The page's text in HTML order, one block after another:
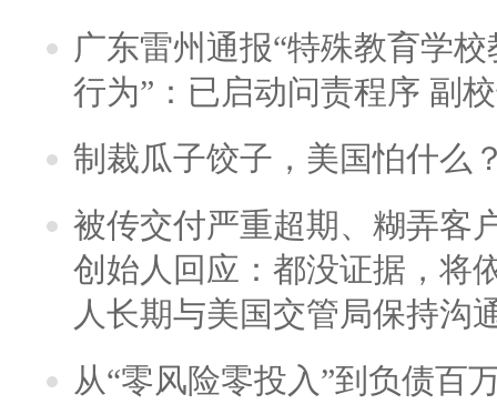
广东雷州通报“特殊教育学
行为”：已启动问责程序 副
制裁瓜子饺子，美国怕什么
被传交付严重超期、糊弄客
创始人回应：都没证据，将
人长期与美国交管局保持沟
从“零风险零投入”到负债百